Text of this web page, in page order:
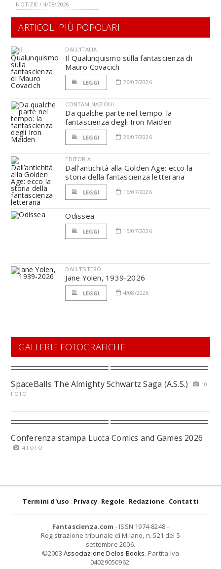
NOTIZIE / 4/08/2026
ARTICOLI PIÙ POPOLARI
DALL'ITALIA
Il Qualunquismo sulla fantascienza di
Mauro Covacich
LEGGI 26/07/2026
CONTAMINAZIONI
Da qualche parte nel tempo: la
fantascienza degli Iron Maiden
LEGGI 26/07/2026
EDITORIA
Dall’antichità alla Golden Age: ecco la
storia della fantascienza letteraria
LEGGI 16/07/2026
Odissea
LEGGI 15/07/2026
DALL'ESTERO
Jane Yolen, 1939-2026
LEGGI 4/08/2026
GALLERIE FOTOGRAFICHE
SpaceBalls The Almighty Schwartz Saga (A.S.S.)
10
FOTO
Conferenza stampa Lucca Comics and Games 2026
4 FOTO
Termini d'uso Privacy Regole Redazione Contatti
Fantascienza.com - ISSN 1974-8248 -
Registrazione tribunale di Milano, n. 521 del 5
settembre 2006.
©2003 Associazione Delos Books. Partita Iva
04029050962.